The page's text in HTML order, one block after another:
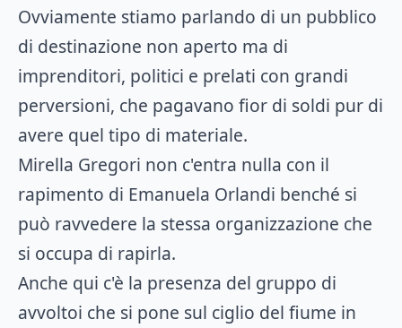
Ovviamente stiamo parlando di un pubblico
di destinazione non aperto ma di
imprenditori, politici e prelati con grandi
perversioni, che pagavano fior di soldi pur di
avere quel tipo di materiale.
Mirella Gregori non c'entra nulla con il
rapimento di Emanuela Orlandi benché si
può ravvedere la stessa organizzazione che
si occupa di rapirla.
Anche qui c'è la presenza del gruppo di
avvoltoi che si pone sul ciglio del fiume in